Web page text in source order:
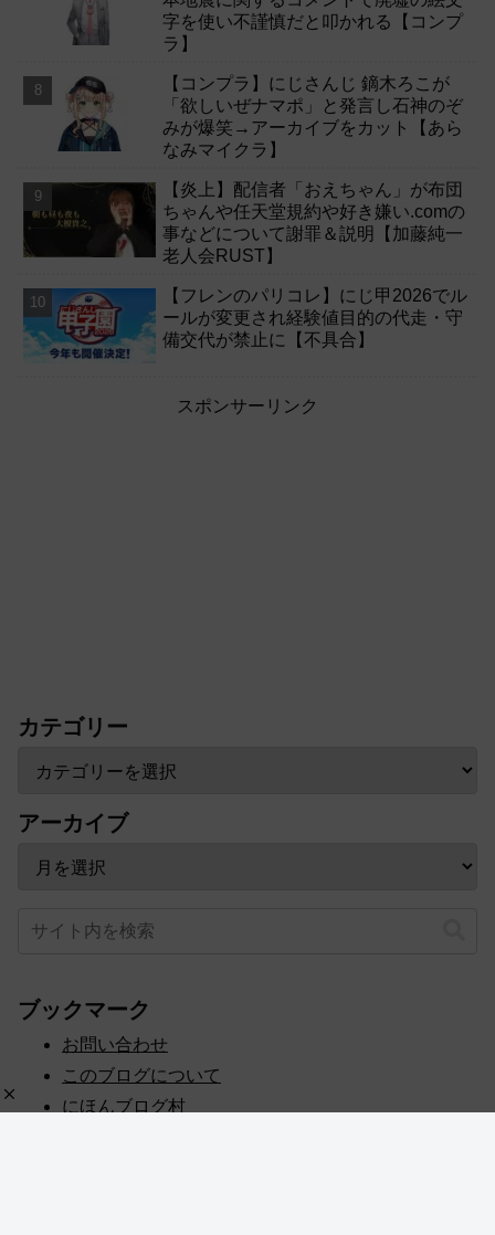
字を使い不謹慎だと叩かれる【コンプ
ラ】
【コンプラ】にじさんじ 鏑木ろこが
「欲しいぜナマポ」と発言し石神のぞ
みが爆笑→アーカイブをカット【あら
なみマイクラ】
【炎上】配信者「おえちゃん」が布団
ちゃんや任天堂規約や好き嫌い.comの
事などについて謝罪＆説明【加藤純一
老人会RUST】
【フレンのパリコレ】にじ甲2026でル
ールが変更され経験値目的の代走・守
備交代が禁止に【不具合】
スポンサーリンク
カテゴリー
アーカイブ
ブックマーク
お問い合わせ
このブログについて
にほんブログ村